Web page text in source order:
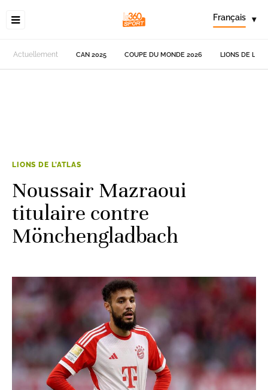
Français ▾
Actuellement CAN 2025 COUPE DU MONDE 2026 LIONS DE
LIONS DE L'ATLAS
Noussair Mazraoui
titulaire contre
Mönchengladbach